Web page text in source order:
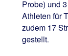
Probe) und
Athleten für
zudem 17
gestellt.